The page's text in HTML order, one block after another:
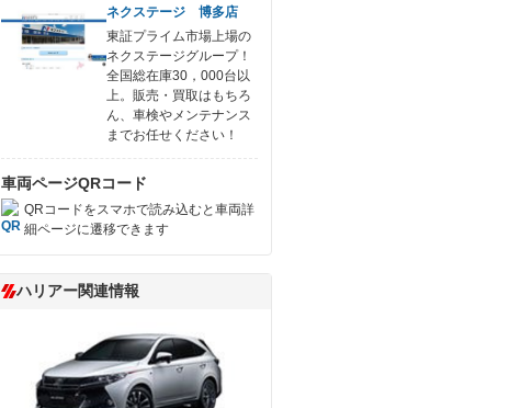
ネクステージ 博多店
東証プライム市場上場の
ネクステージグループ！
全国総在庫30，000台以
上。販売・買取はもちろ
ん、車検やメンテナンス
までお任せください！
車両ページQRコード
QRコードをスマホで読み込むと車両詳
細ページに遷移できます
ハリアー関連情報